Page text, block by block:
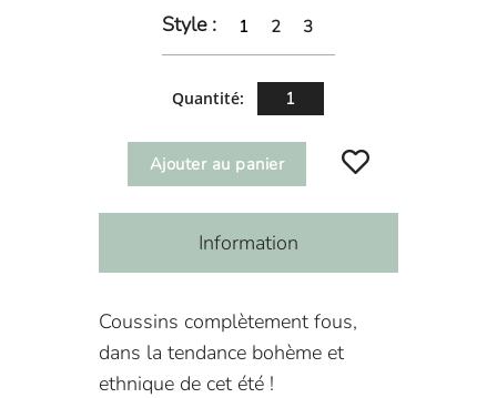
Style : 1 2 3
Quantité:
Ajouter au panier
Information
Coussins complètement fous,
dans la tendance bohème et
ethnique de cet été !